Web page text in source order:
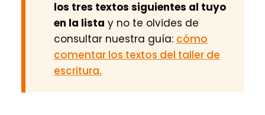
los tres textos siguientes al tuyo
en la lista y no te olvides de
consultar nuestra guía: cómo
comentar los textos del taller de
escritura.